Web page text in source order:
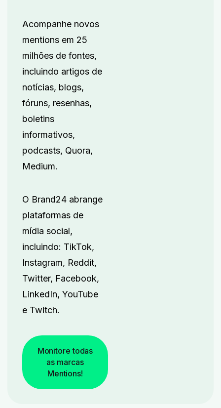
Acompanhe novos
mentions em 25
milhões de fontes,
incluindo artigos de
notícias, blogs,
fóruns, resenhas,
boletins
informativos,
podcasts, Quora,
Medium.
O Brand24 abrange
plataformas de
mídia social,
incluindo: TikTok,
Instagram, Reddit,
Twitter, Facebook,
LinkedIn, YouTube
e Twitch.
Monitore todas
as marcas
Mentions!